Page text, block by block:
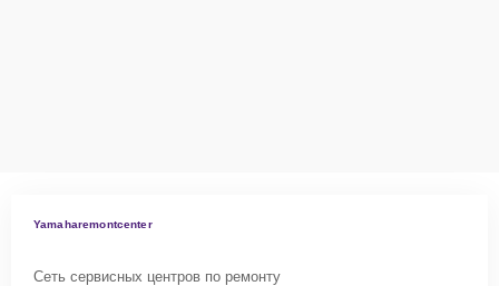
Yamaharemontcenter
Сеть сервисных центров по ремонту